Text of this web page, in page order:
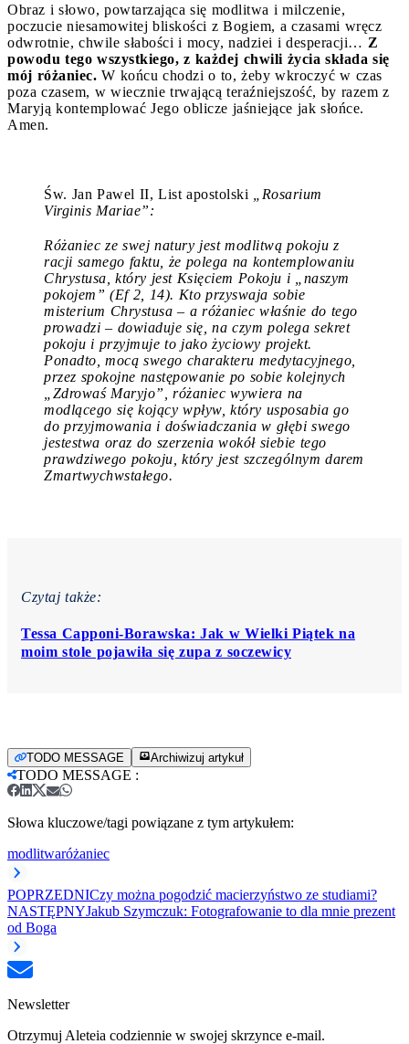
Obraz i słowo, powtarzająca się modlitwa i milczenie,
poczucie niesamowitej bliskości z Bogiem, a czasami wręcz
odwrotnie, chwile słabości i mocy, nadziei i desperacji… Z
powodu tego wszystkiego, z każdej chwili życia składa się
mój różaniec. W końcu chodzi o to, żeby wkroczyć w czas
poza czasem, w wiecznie trwającą teraźniejszość, by razem z
Maryją kontemplować Jego oblicze jaśniejące jak słońce.
Amen.
Św. Jan Pawel II, List apostolski
„Rosarium
Virginis Mariae”:
Różaniec ze swej natury jest modlitwą pokoju z
racji samego faktu, że polega na kontemplowaniu
Chrystusa, który jest Księciem Pokoju i
naszym
pokojem” (Ef 2, 14). Kto przyswaja sobie
misterium Chrystusa – a różaniec właśnie do tego
prowadzi – dowiaduje się, na czym polega sekret
pokoju i przyjmuje to jako życiowy projekt.
Ponadto, mocą swego charakteru medytacyjnego,
przez spokojne następowanie po sobie kolejnych
Zdrowaś Maryjo”, różaniec wywiera na
modlącego się kojący wpływ, który usposabia go
do przyjmowania i doświadczania w głębi swego
jestestwa oraz do szerzenia wokół siebie tego
prawdziwego pokoju, który jest szczególnym darem
Zmartwychwstałego.
Czytaj także:
Tessa Capponi-Borawska: Jak w Wielki Piątek na
moim stole pojawiła się zupa z soczewicy
TODO MESSAGE Archiwizuj artykuł
TODO MESSAGE :
Słowa kluczowe/tagi powiązane z tym artykułem:
modlitwaróżaniec
POPRZEDNICzy można pogodzić macierzyństwo ze studiami?
NASTĘPNYJakub Szymczuk: Fotografowanie to dla mnie prezent
od Boga
Newsletter
Otrzymuj Aleteia codziennie w swojej skrzynce e-mail.